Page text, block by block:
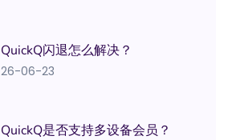
QuickQ闪退怎么解决？
26-06-23
QuickQ是否支持多设备会员？